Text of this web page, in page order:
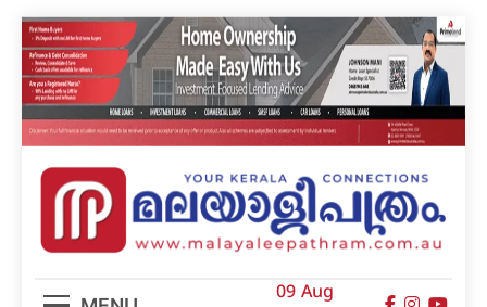
Skip
to
content
മലയാളിപത്രം
09 Aug